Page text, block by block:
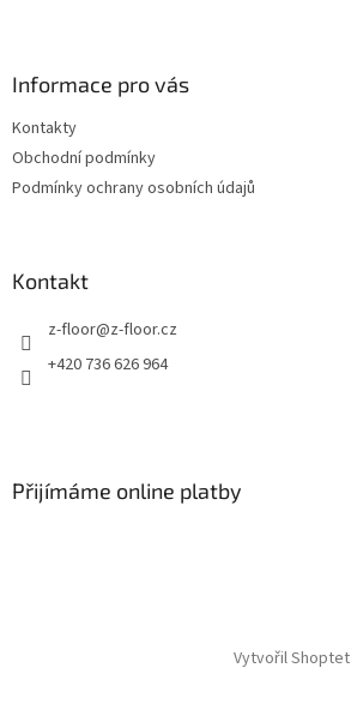
Informace pro vás
Kontakty
Obchodní podmínky
Podmínky ochrany osobních údajů
Kontakt
z-floor@z-floor.cz
+420 736 626 964
Přijímáme online platby
Vytvořil Shoptet